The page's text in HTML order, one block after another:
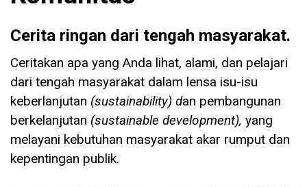
Cerita ringan dari tengah masyarakat.
Ceritakan apa yang Anda lihat, alami, dan pelajari
dari tengah masyarakat dalam lensa isu-isu
keberlanjutan (sustainability) dan pembangunan
berkelanjutan (sustainable development), yang
melayani kebutuhan masyarakat akar rumput dan
kepentingan publik.